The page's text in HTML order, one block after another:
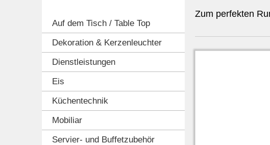
Zum perfekten
Auf dem Tisch / Table Top
Dekoration & Kerzenleuchter
Dienstleistungen
Eis
Küchentechnik
Mobiliar
Servier- und Buffetzubehör